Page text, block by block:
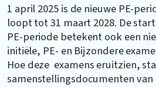
1 april 2025 is de nieuwe PE-
loopt tot 31 maart 2028. De
PE-periode betekent ook een
initiële, PE- en Bijzondere
Hoe deze examens eruitzien,
samenstellingsdocumenten van